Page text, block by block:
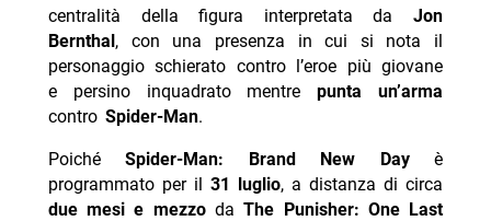
centralità della figura interpretata daJon
Bernthal, con una presenza in cui si nota il
personaggio schierato contro l’eroe più giovane
e persino inquadrato mentrepunta un’arma
contro Spider-Man.
PoichéSpider-Man: Brand New Dayè
programmato per il 31 luglio, a distanza di circa
due mesi e mezzodaThe Punisher: One Last